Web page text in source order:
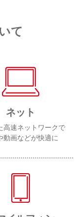
て
ネット
高速ネットワークで
動画などが快適に